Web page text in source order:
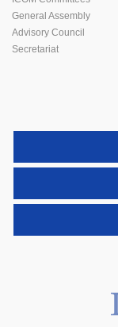
General Assembly
Advisory Council
Secretariat